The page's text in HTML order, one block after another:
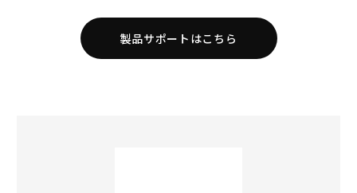
製品サポートはこちら